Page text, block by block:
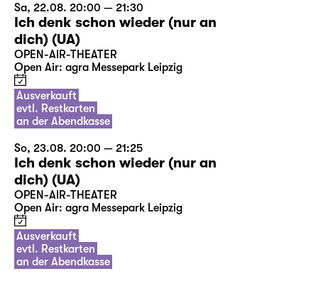
Sa, 22.08. 20:00 — 21:30
Ich denk schon wieder (nur an
dich) (UA)
OPEN-AIR-THEATER
Open Air: agra Messepark Leipzig
Ausverkauft
evtl. Restkarten
an der Abendkasse
So, 23.08. 20:00 — 21:25
Ich denk schon wieder (nur an
dich) (UA)
OPEN-AIR-THEATER
Open Air: agra Messepark Leipzig
Ausverkauft
evtl. Restkarten
an der Abendkasse